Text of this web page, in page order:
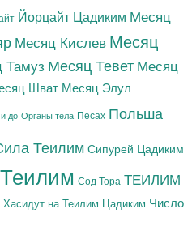
Йорцайт Цадиким Месяц
Месяц Кислев Месяц
Тамуз Месяц Тевет Месяц
Шват Месяц Элул
до Органы тела Песах Польша
Теилим Сипурей Цадиким
Сод Тора ТЕИЛИМ
Хасидут на Теилим Цадиким Число